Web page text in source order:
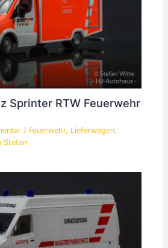
Sprinter RTW Feuerwehr
/ Feuerwehr, Lieferwagen,
Stefan